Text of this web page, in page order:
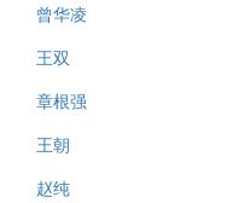
曾华凌
王双
章根强
王朝
赵纯